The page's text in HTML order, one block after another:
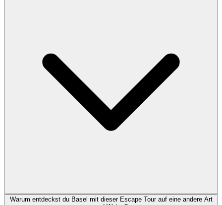
Warum entdeckst du Basel mit dieser Escape Tour auf eine andere Art